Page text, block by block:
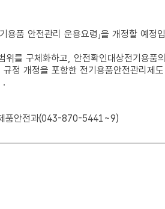
용품 안전관리 운용요령」을 개정할 예정
위를 구체화하고, 안전확인대상전기용품
정 개정을 포함한 전기용품안전관리제
.
품안전과(043-870-5441~9)